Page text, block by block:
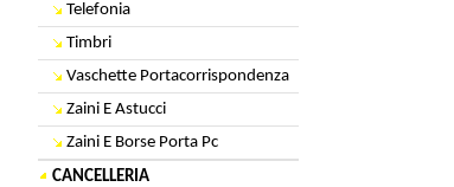
Telefonia
Timbri
Vaschette Portacorrispondenza
Zaini E Astucci
Zaini E Borse Porta Pc
CANCELLERIA